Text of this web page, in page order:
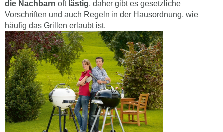
die Nachbarn oft lästig, daher gibt es gesetzliche
Vorschriften und auch Regeln in der Hausordnung, wie
häufig das Grillen erlaubt ist.